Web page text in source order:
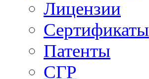
Лицензии
Сертификаты
Патенты
СГР